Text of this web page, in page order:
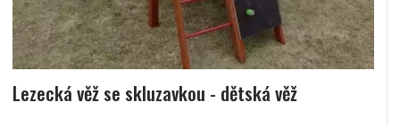
Lezecká věž se skluzavkou - dětská věž